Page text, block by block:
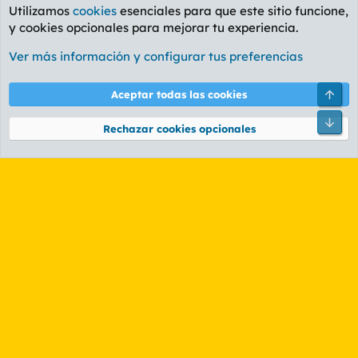
Foro Informática y Videojuegos
Cookies
PL OLDSTYLE AMARILLO
Términos y reglas Política de privacidad Ayuda
Community platform by XenForo® © 2010-2026 XenForo Ltd.
Utilizamos cookies esenciales para que este sitio funcione,
y cookies opcionales para mejorar tu experiencia.
Ver más información y configurar tus preferencias
Aceptar todas las cookies
Rechazar cookies opcionales
Pie